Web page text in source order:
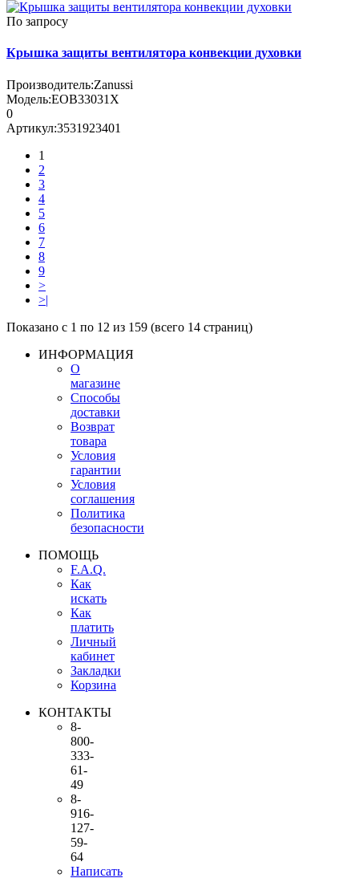
По запросу
Крышка защиты вентилятора конвекции духовки
Производитель:Zanussi
Модель:EOB33031X
0
Артикул:3531923401
1
2
3
4
5
6
7
8
9
>
>|
Показано с 1 по 12 из 159 (всего 14 страниц)
ИНФОРМАЦИЯ
О
магазине
Способы
доставки
Возврат
товара
Условия
гарантии
Условия
соглашения
Политика
безопасности
ПОМОЩЬ
F.A.Q.
Как
искать
Как
платить
Личный
кабинет
Закладки
Корзина
КОНТАКТЫ
8-
800-
333-
61-
49
8-
916-
127-
59-
64
Написать